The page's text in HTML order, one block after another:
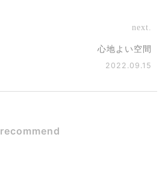
next.
心地よい空間
2022.09.15
recommend